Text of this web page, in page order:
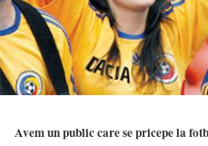
Avem un public care se pricepe la